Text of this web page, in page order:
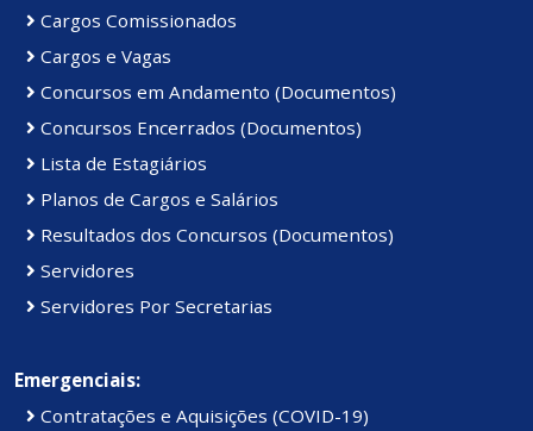
Cargos Comissionados
Cargos e Vagas
Concursos em Andamento (Documentos)
Concursos Encerrados (Documentos)
Lista de Estagiários
Planos de Cargos e Salários
Resultados dos Concursos (Documentos)
Servidores
Servidores Por Secretarias
Emergenciais:
Contratações e Aquisições (COVID-19)